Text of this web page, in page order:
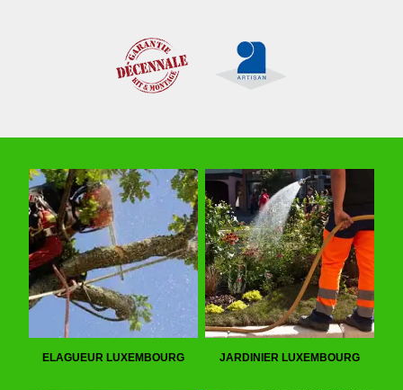
ELAGUEUR LUXEMBOURG JARDINIER LUXEMBOURG